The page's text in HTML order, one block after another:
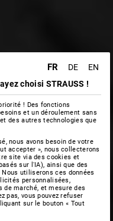
FR DE
EN
choisi STRAUSS !
! Des fonctions
et un déroulement sans
des autres technologies que
nous avons besoin de votre
accepter », nous collecterons
site via des cookies et
sur l'IA), ainsi que des
utiliserons ces données
personnalisées,
de marché, et mesure des
pas, vous pouvez refuser
sur le bouton « Tout